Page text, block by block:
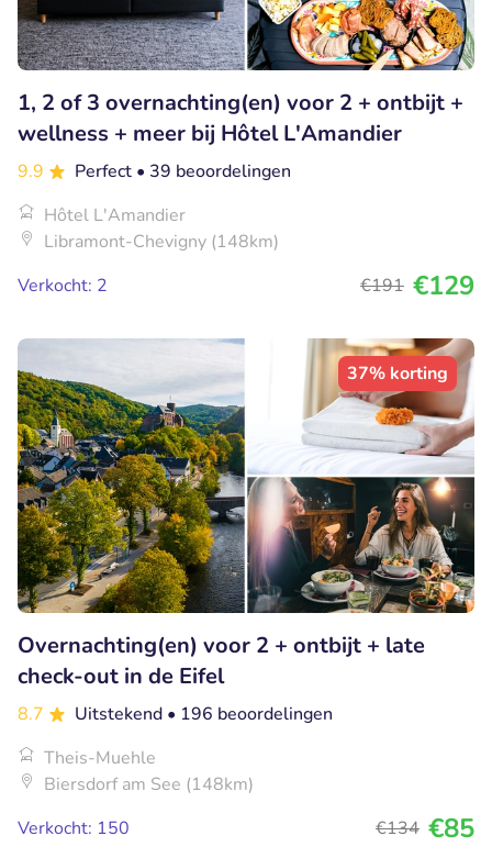
1, 2 of 3 overnachting(en) voor 2 + ontbijt +
wellness + meer bij Hôtel L'Amandier
9.9 Perfect • 39 beoordelingen
Hôtel L'Amandier
Libramont-Chevigny (148km)
Verkocht: 2
€191 €129
37% korting
Overnachting(en) voor 2 + ontbijt + late
check-out in de Eifel
8.7 Uitstekend • 196 beoordelingen
Theis-Muehle
Biersdorf am See (148km)
Verkocht: 150
€134 €85